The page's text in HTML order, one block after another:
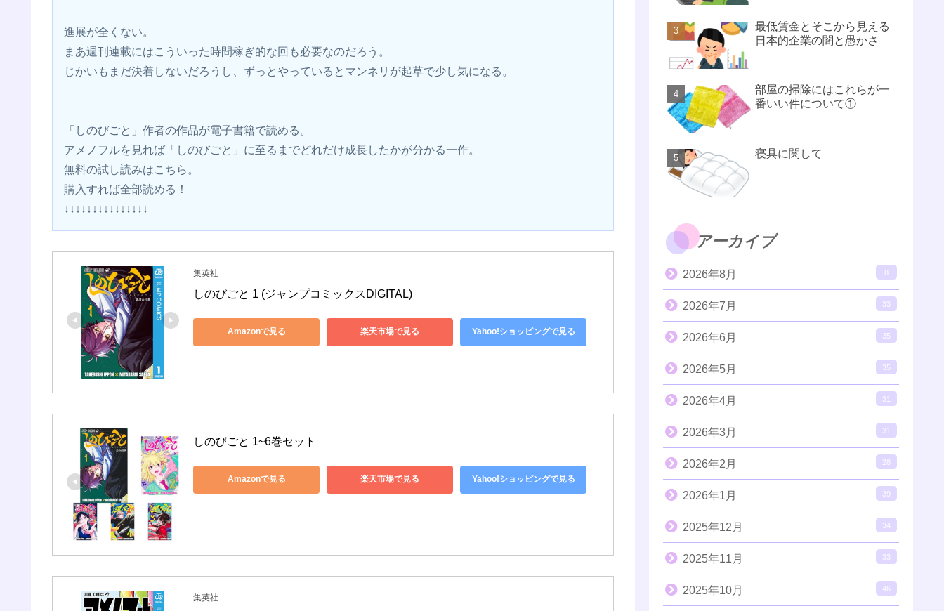
進展が全くない。
まあ週刊連載にはこういった時間稼ぎ的な回も必要なのだろう。
じかいもまだ決着しないだろうし、ずっとやっているとマンネリが起草で少し気になる。
「しのびごと」作者の作品が電子書籍で読める。
アメノフルを見れば「しのびごと」に至るまでどれだけ成長したかが分かる一作。
無料の試し読みはこちら。
購入すれば全部読める！
↓↓↓↓↓↓↓↓↓↓↓↓↓↓↓
集英社
しのびごと 1 (ジャンプコミックスDIGITAL)
Amazonで見る 楽天市場で見る Yahoo!ショッピングで見る
しのびごと 1~6巻セット
Amazonで見る 楽天市場で見る Yahoo!ショッピングで見る
集英社
最低賃金とそこから見える
日本的企業の闇と愚かさ
部屋の掃除にはこれらが一
番いい件について①
寝具に関して
アーカイブ
2026年8月 8
2026年7月 33
2026年6月 35
2026年5月 35
2026年4月 31
2026年3月 31
2026年2月 28
2026年1月 39
2025年12月 34
2025年11月 33
2025年10月 46